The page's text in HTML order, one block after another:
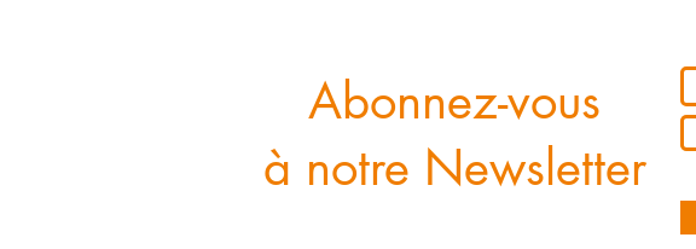
Abonnez-vous
à notre Newsletter